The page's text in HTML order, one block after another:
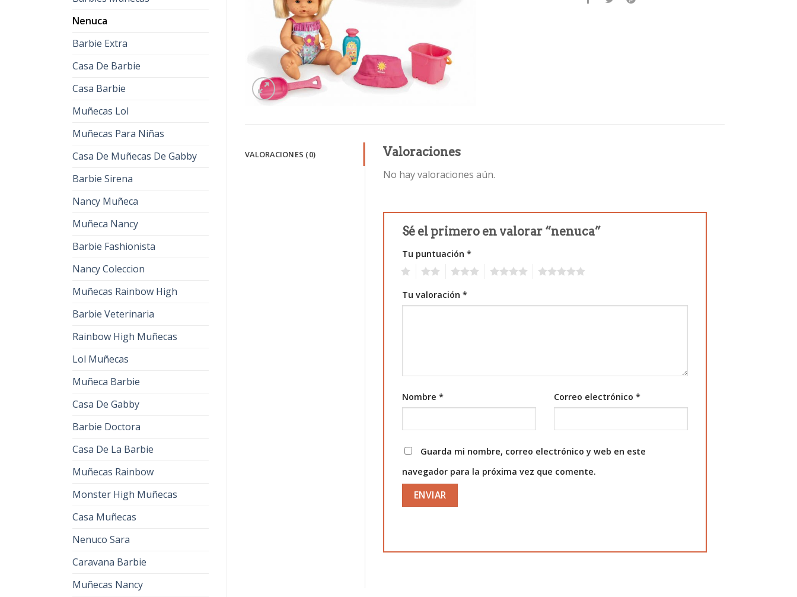
Nenuca
Barbie Extra
Casa De Barbie
Casa Barbie
Muñecas Lol
Muñecas Para Niñas
Casa De Muñecas De Gabby
Barbie Sirena
Nancy Muñeca
Muñeca Nancy
Barbie Fashionista
Nancy Coleccion
Muñecas Rainbow High
Barbie Veterinaria
Rainbow High Muñecas
Lol Muñecas
Muñeca Barbie
Casa De Gabby
Barbie Doctora
Casa De La Barbie
Muñecas Rainbow
Monster High Muñecas
Casa Muñecas
Nenuco Sara
Caravana Barbie
Muñecas Nancy
VALORACIONES (0) Valoraciones
No hay valoraciones aún.
Sé el primero en valorar “nenuca”
Tu puntuación*
Tu valoración*
Nombre* Correo electrónico*
Guarda mi nombre, correo electrónico y web en este
navegador para la próxima vez que comente.